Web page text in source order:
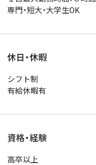
専門・短大・大学生OK
休日・休暇
シフト制
有給休暇有
資格・経験
高卒以上